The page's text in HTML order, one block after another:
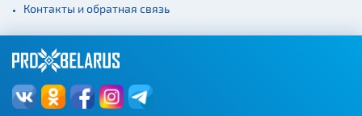
Контакты и обратная связь